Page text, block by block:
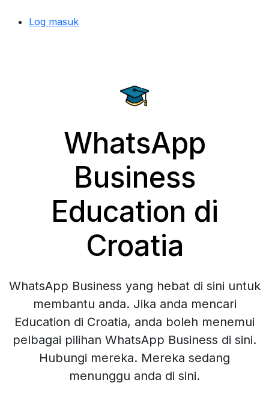
Log masuk
WhatsApp
Business
Education di
Croatia
WhatsApp Business yang hebat di sini untuk
membantu anda. Jika anda mencari
Education di Croatia, anda boleh menemui
pelbagai pilihan WhatsApp Business di sini.
Hubungi mereka. Mereka sedang
menunggu anda di sini.